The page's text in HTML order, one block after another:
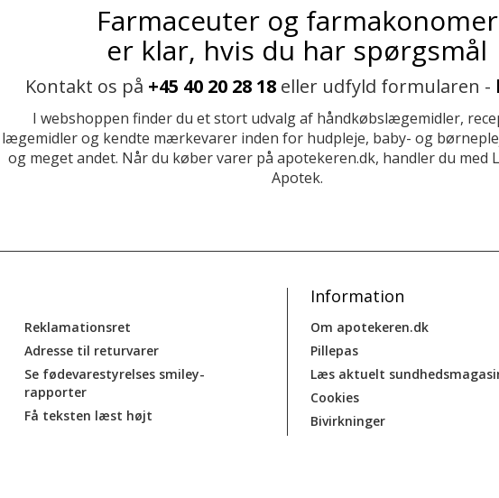
Farmaceuter og farmakonomer
er klar, hvis du har spørgsmål
Kontakt os på +45 40 20 28 18 eller udfyld formularen -
I webshoppen finder du et stort udvalg af håndkøbslægemidler,
lægemidler og kendte mærkevarer inden for hudpleje, baby- og
og meget andet. Når du køber varer på apotekeren.dk, handler du med
Apotek.
Reklamationsret
Adresse til returvarer
Se fødevarestyrelses smiley-
rapporter
Få teksten læst højt
Information
Om apotekeren.dk
Pillepas
Læs aktuelt
Cookies
Bivirkninger